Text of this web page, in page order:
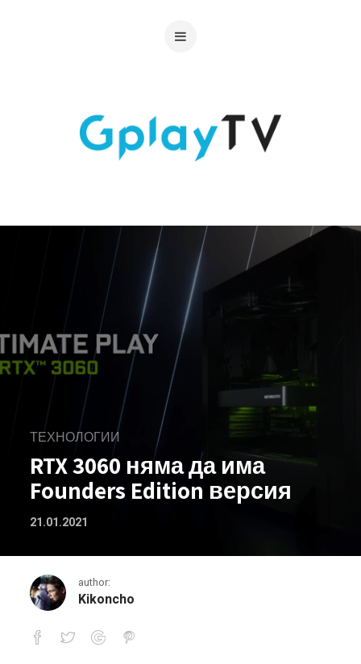
ТЕХНОЛОГИИ
RTX 3060 няма да има
Founders Edition версия
21.01.2021
author:
Kikoncho